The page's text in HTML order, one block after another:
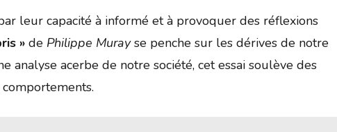
leur capacité à informé et à provoquer des réflexions
» de Philippe Murayse penche sur les dérives de notre
analyse acerbe de notre société, cet essai soulève des